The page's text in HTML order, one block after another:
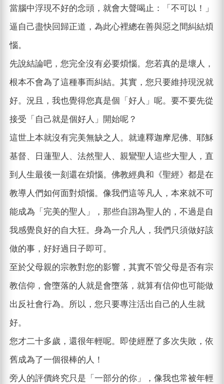
當腦中浮現不好的念頭，就會大聲喝止：「不可以！」
逼自己盡快回歸正道，為此心裡總在善與惡之間糾結煩
惱。
先說結論吧，您完全沒有必要煩惱。您若真的是壞人，
根本不會為了這種事而糾結。其實，您只要維持現況就
好。況且，我也覺得您真是個「好人」呢。要不要先從
接受「自己就是個好人」開始呢？
這世上本就沒有完美無缺之人。就連釋迦摩尼佛、耶穌
基督、日蓮聖人、法然聖人、親鸞聖人這些大聖人，直
到人生最後一刻還在煩惱。佛教經典和《聖經》都是在
教導人們如何面對煩惱。像我們這等凡人，本來就不可
能成為「完美的聖人」，那些自詡為聖人的，不過是自
我感覺良好的自大狂。身為一介凡人，我們只須做好該
做的事，好好過日子即可。
至於父母親的宗教對您的影響，其實不管父母是否有宗
教信仰，會墮落的人就是會墮落，就算有信仰也可能做
出反社會行為。所以，您只要專注活出自己的人生就
好。
您才二十多歲，還很年輕呢。即使經歷了多次失敗，依
舊成為了一個很棒的人！
旁人的評價終究只是「一部分的你」，像我也常被年輕